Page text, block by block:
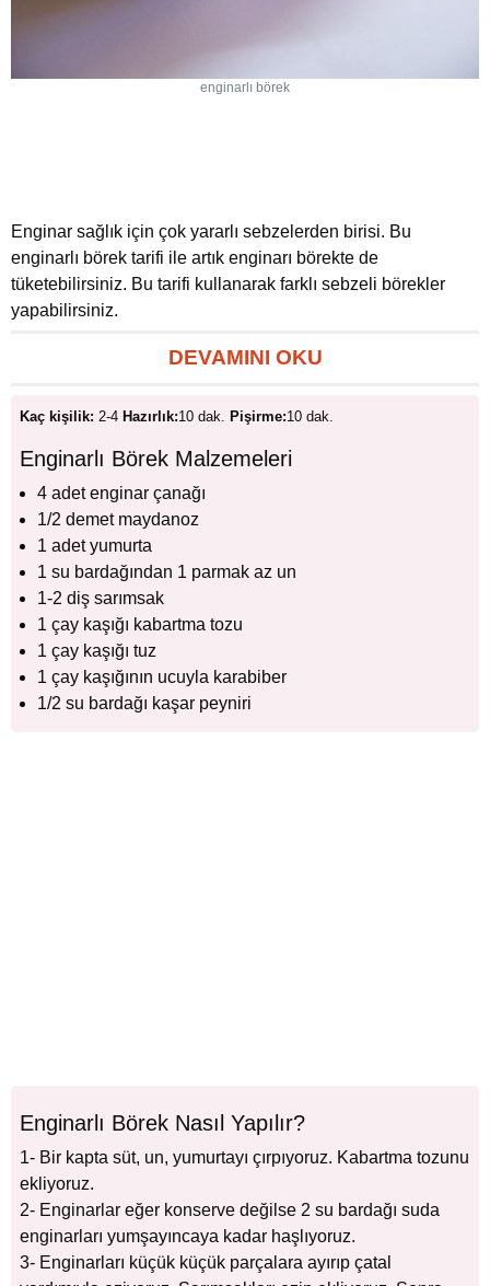
enginarlı börek
Enginar sağlık için çok yararlı sebzelerden birisi. Bu
enginarlı börek tarifi ile artık enginarı börekte de
tüketebilirsiniz. Bu tarifi kullanarak farklı sebzeli börekler
yapabilirsiniz.
DEVAMINI OKU
Kaç kişilik: 2-4 Hazırlık:10 dak. Pişirme:10 dak.
Enginarlı Börek Malzemeleri
4 adet enginar çanağı
1/2 demet maydanoz
1 adet yumurta
1 su bardağından 1 parmak az un
1-2 diş sarımsak
1 çay kaşığı kabartma tozu
1 çay kaşığı tuz
1 çay kaşığının ucuyla karabiber
1/2 su bardağı kaşar peyniri
Enginarlı Börek Nasıl Yapılır?
1- Bir kapta süt, un, yumurtayı çırpıyoruz. Kabartma tozunu
ekliyoruz.
2- Enginarlar eğer konserve değilse 2 su bardağı suda
enginarları yumşayıncaya kadar haşlıyoruz.
3- Enginarları küçük küçük parçalara ayırıp çatal